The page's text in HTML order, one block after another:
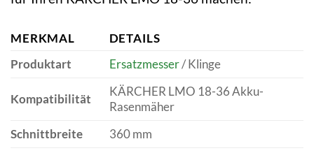
MERKMAL
DETAILS
Produktart
Ersatzmesser/ Klinge
Kompatibilität
KÄRCHER LMO 18-36 Akku-
Rasenmäher
Schnittbreite
360 mm